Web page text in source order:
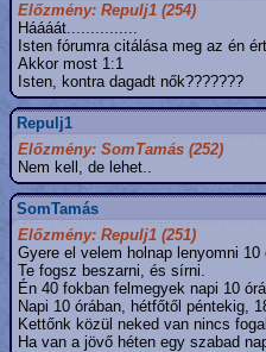
Előzmény: Repulj1 (254)
Háááát...............
Isten fórumra citálása meg az én
Akkor most 1:1
Isten, kontra dagadt nők???????
Repulj1
Előzmény: SomTamás (252)
Nem kell, de lehet..
SomTamás
Előzmény: Repulj1 (251)
Gyere el velem holnap lenyomni
Te fogsz beszarni, és sírni.
Én 40 fokban felmegyek napi 10
Napi 10 órában, hétfőtől péntekig,
Kettőnk közül neked van nincs
Ha van a jövő héten egy szabad